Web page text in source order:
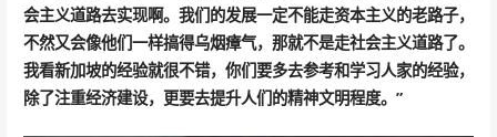
会主义道路去实现啊。我们的发展一定不能走资本主义的老路子，
不然又会像他们一样搞得乌烟瘴气，那就不是走社会主义道路了。
我看新加坡的经验就很不错，你们要多去参考和学习人家的经验，
除了注重经济建设，更要去提升人们的精神文明程度。”